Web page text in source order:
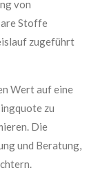
von
Stoffe
zugeführt
Wert auf eine
zu
Die
und Beratung,